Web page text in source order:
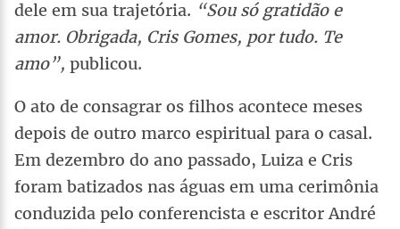
dele em sua trajetória. “Sou só gratidão e
amor. Obrigada, Cris Gomes, por tudo. Te
amo”, publicou.
O ato de consagrar os filhos acontece meses
depois de outro marco espiritual para o casal.
Em dezembro do ano passado, Luiza e Cris
foram batizados nas águas em uma cerimônia
conduzida pelo conferencista e escritor André